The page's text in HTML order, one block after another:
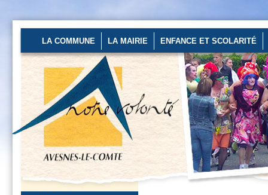
LA COMMUNE LA MAIRIE ENFANCE ET SCOLARITÉ
Un stage de pré-rentrée
ouvert aux...
Les 27 et 28 août
2026 au stade
d’Avesnes-le-Comte
de...
En savoir plus...